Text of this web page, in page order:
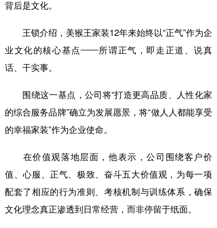
背后是文化。
王锁介绍，美猴王家装12年来始终以“正气”作为企
业文化的核心基点——所谓正气，即走正道、说真
话、干实事。
围绕这一基点，公司将“打造更高品质、人性化家
的综合服务品牌”确立为发展愿景，将“做人人都能享受
的幸福家装”作为企业使命。
在价值观落地层面，他表示，公司围绕客户价
值、心服、正气、极致、奋斗五大价值观，为每一项
配套了相应的行为准则、考核机制与训练体系，确保
文化理念真正渗透到日常经营，而非停留于纸面。